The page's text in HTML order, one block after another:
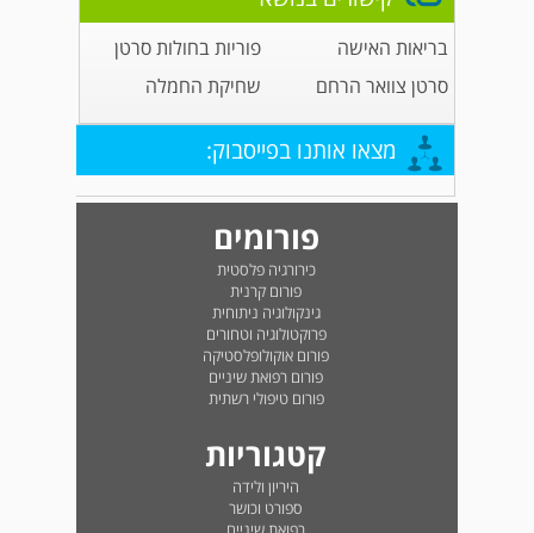
בריאות האישה
פוריות בחולות סרטן
סרטן צוואר הרחם
שחיקת החמלה
מצאו אותנו בפייסבוק:
פורומים
כירורגיה פלסטית
פורום קרנית
גינקולוגיה ניתוחית
פרוקטולוגיה וטחורים
פורום אוקולופלסטיקה
פורום רפואת שיניים
פורום טיפולי רשתית
קטגוריות
היריון ולידה
ספורט וכושר